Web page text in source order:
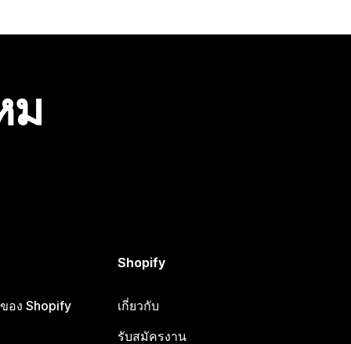
ม
อง Shopify
Shopify
เกี่ยวกับ
รับสมัครงาน